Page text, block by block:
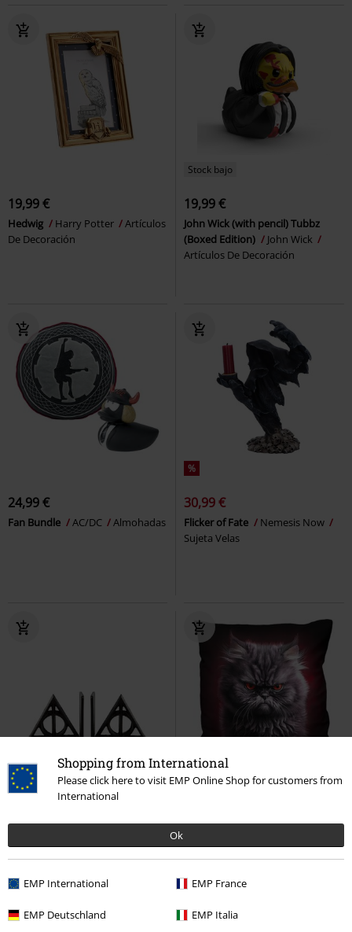
Shopping from International
Please click here to visit EMP Online Shop for customers from
International
Ok
EMP International EMP France
EMP Deutschland EMP Italia
19,99 €
Hedwig Harry Potter
Artículos
De Decoración
Stock bajo
19,99 €
John Wick (with pencil) Tubbz
(Boxed Edition)
John Wick
Artículos De Decoración
24,99 €
Fan Bundle AC/DC Almohadas
%
30,99 €
Flicker of Fate
Nemesis Now
Sujeta Velas
PVPR106,95 €
Deathly Hallows Bookends
%
Anger Management
Spiral